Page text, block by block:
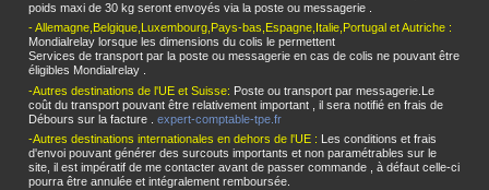
poids maxi de 30 kg seront envoyés via la poste ou messagerie .
- Allemagne,Belgique,Luxembourg,Pays-bas,Espagne,Italie,Portugal et Autriche :
Mondialrelay lorsque les dimensions du colis le permettent
Services de transport par la poste ou messagerie en cas de colis ne pouvant être
éligibles Mondialrelay .
-Autres destinations de l'UE et Suisse: Poste ou transport par messagerie.Le
coût du transport pouvant être relativement important , il sera notifié en frais de
Débours sur la facture .expert-comptable-tpe.fr
-Autres destinations internationales en dehors de l'UE : Les conditions et frais
d'envoi pouvant générer des surcouts importants et non paramétrables sur le
site, il est impératif de me contacter avant de passer commande , à défaut celle-ci
pourra être annulée et intégralement remboursée.